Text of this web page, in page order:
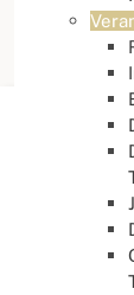
Aktuelle